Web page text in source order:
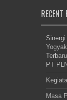
PT
Masa